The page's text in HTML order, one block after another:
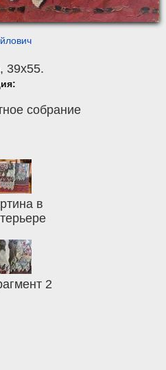
, 39x55.
собрание
в
2